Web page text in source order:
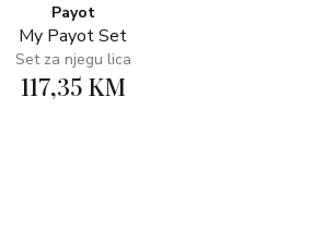
Payot
My Payot Set
Set za njegu lica
117,35 KM